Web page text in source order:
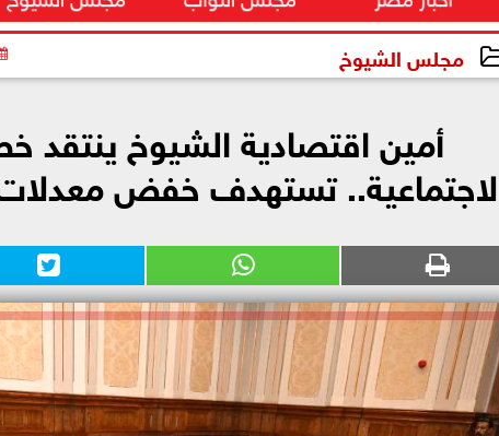
مجلس الشيوخ
أمين اقتصادية الشيوخ ينتقد
تستهدف خفض معدلات